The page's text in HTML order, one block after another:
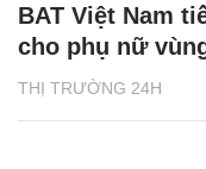
THỊ TRƯỜNG 24H
BAT Việt Nam
cho phụ nữ